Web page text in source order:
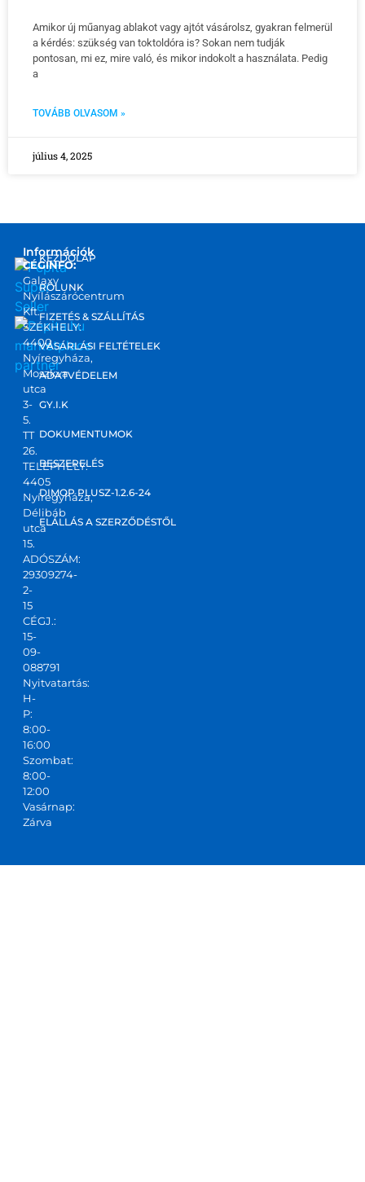
Amikor új műanyag ablakot vagy ajtót vásárolsz, gyakran felmerül
a kérdés: szükség van toktoldóra is? Sokan nem tudják
pontosan, mi ez, mire való, és mikor indokolt a használata. Pedig
a
TOVÁBB OLVASOM »
július 4, 2025
marketplace
partner
Információk
CÉGINFO:
Galaxy
Nyílászárócentrum
Kft.
SZÉKHELY:
4400
Nyíregyháza,
Moszkva
utca
3-
5.
TT
26.
TELEPHELY:
4405
Nyíregyháza,
Délibáb
utca
15.
ADÓSZÁM:
29309274-
2-
15
CÉGJ.:
15-
09-
088791
Nyitvatartás:
H-
P:
8:00-
16:00
Szombat:
8:00-
12:00
Vasárnap:
Zárva
KEZDŐLAP
RÓLUNK
FIZETÉS & SZÁLLÍTÁS
VÁSÁRLÁSI FELTÉTELEK
ADATVÉDELEM
GY.I.K
DOKUMENTUMOK
BESZERELÉS
DIMOP PLUSZ-1.2.6-24
ELÁLLÁS A SZERZŐDÉSTŐL